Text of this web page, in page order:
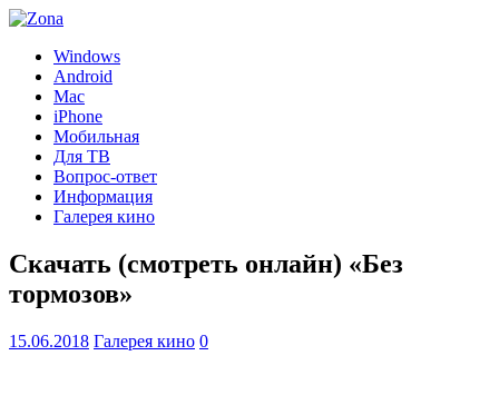
Windows
Android
Mac
iPhone
Мобильная
Для ТВ
Вопрос-ответ
Информация
Галерея кино
Скачать (смотреть онлайн) «Без
тормозов»
15.06.2018 Галерея кино 0